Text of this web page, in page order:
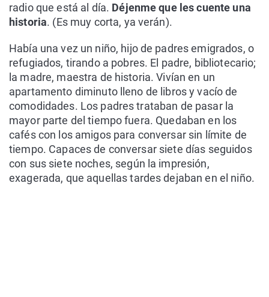
radio que está al día. Déjenme que les cuente una
historia. (Es muy corta, ya verán).
Había una vez un niño, hijo de padres emigrados, o
refugiados, tirando a pobres. El padre, bibliotecario;
la madre, maestra de historia. Vivían en un
apartamento diminuto lleno de libros y vacío de
comodidades. Los padres trataban de pasar la
mayor parte del tiempo fuera. Quedaban en los
cafés con los amigos para conversar sin límite de
tiempo. Capaces de conversar siete días seguidos
con sus siete noches, según la impresión,
exagerada, que aquellas tardes dejaban en el niño.